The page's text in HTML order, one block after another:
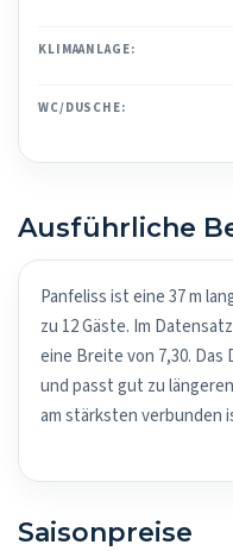
KLIMAANLAGE:
WC/DUSCHE:
Ausführliche
Panfeliss ist eine 37 m
zu 12 Gäste. Im
eine Breite von 7,30.
und passt gut zu
am stärksten verbunden
Saisonpreise